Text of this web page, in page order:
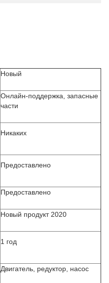
Новый
Онлайн-поддержка, запасные
части
Никаких
Предоставлено
Предоставлено
Новый продукт 2020
1 год
Двигатель, редуктор, насос